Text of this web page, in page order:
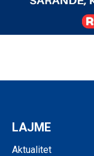
LAJME
Aktualitet